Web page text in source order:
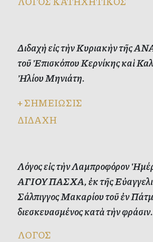
Διδαχὴ εἰς τὴν Κυριακὴν τῆς
τοῦ Ἐπισκόπου Κερνίκης καὶ
Ἠλίου Μηνιάτη.
+ΣΗΜΕΙΩΣΙΣ
ΔΙΔΑΧΗ
Λόγος εἰς τὴν Λαμπροφόρον
ΑΓΙΟΥ ΠΑΣΧΑ, ἐκ τῆς
Σάλπιγγος Μακαρίου τοῦ ἐν
διεσκευασμένος κατὰ τὴν φράσιν.
ΛΟΓΟΣ